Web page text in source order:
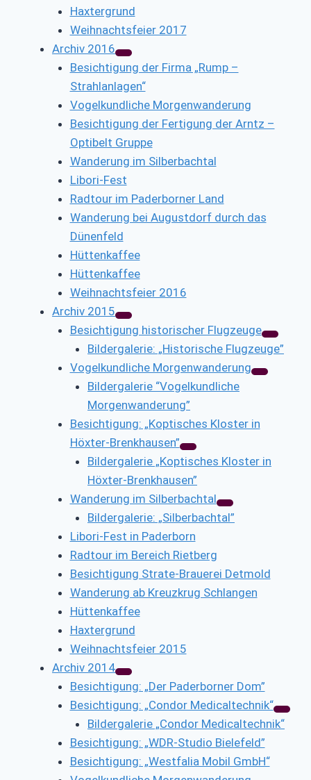
Haxtergrund
Weihnachtsfeier 2017
Archiv 2016
Besichtigung der Firma „Rump –
Strahlanlagen“
Vogelkundliche Morgenwanderung
Besichtigung der Fertigung der Arntz –
Optibelt Gruppe
Wanderung im Silberbachtal
Libori-Fest
Radtour im Paderborner Land
Wanderung bei Augustdorf durch das
Dünenfeld
Hüttenkaffee
Hüttenkaffee
Weihnachtsfeier 2016
Archiv 2015
Besichtigung historischer Flugzeuge
Bildergalerie: „Historische Flugzeuge”
Vogelkundliche Morgenwanderung
Bildergalerie “Vogelkundliche
Morgenwanderung”
Besichtigung: „Koptisches Kloster in
Höxter-Brenkhausen”
Bildergalerie „Koptisches Kloster in
Höxter-Brenkhausen”
Wanderung im Silberbachtal
Bildergalerie: „Silberbachtal”
Libori-Fest in Paderborn
Radtour im Bereich Rietberg
Besichtigung Strate-Brauerei Detmold
Wanderung ab Kreuzkrug Schlangen
Hüttenkaffee
Haxtergrund
Weihnachtsfeier 2015
Archiv 2014
Besichtigung: „Der Paderborner Dom”
Besichtigung: „Condor Medicaltechnik“
Bildergalerie „Condor Medicaltechnik“
Besichtigung: „WDR-Studio Bielefeld”
Besichtigung: „Westfalia Mobil GmbH“